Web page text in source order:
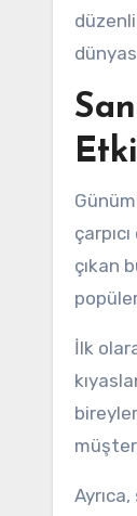
çıkan
İlk